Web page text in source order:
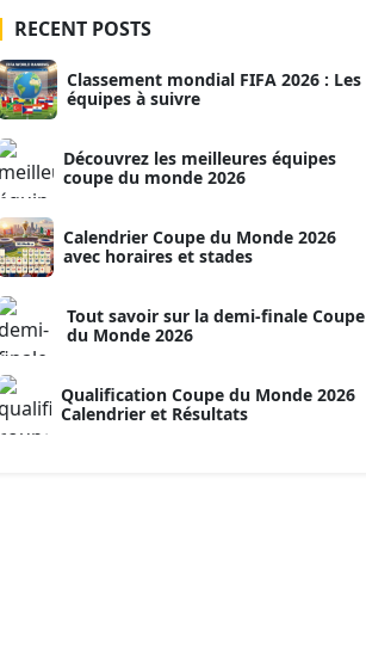
RECENT POSTS
Classement mondial FIFA 2026 : Les
équipes à suivre
Découvrez les meilleures équipes
coupe du monde 2026
Calendrier Coupe du Monde 2026
avec horaires et stades
Tout savoir sur la demi-finale Coupe
du Monde 2026
Qualification Coupe du Monde 2026
Calendrier et Résultats